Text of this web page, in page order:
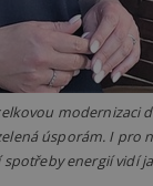
úsporám. I
spotřeby energií vidí
uid
id
Gtest
bm2uu
cct